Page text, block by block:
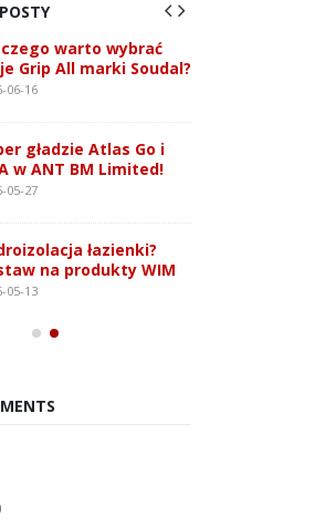
warto wybrać
Grip All marki Soudal?
06-16
gładzie Atlas Go i
w ANT BM Limited!
05-27
łazienki?
na produkty WIM
05-13